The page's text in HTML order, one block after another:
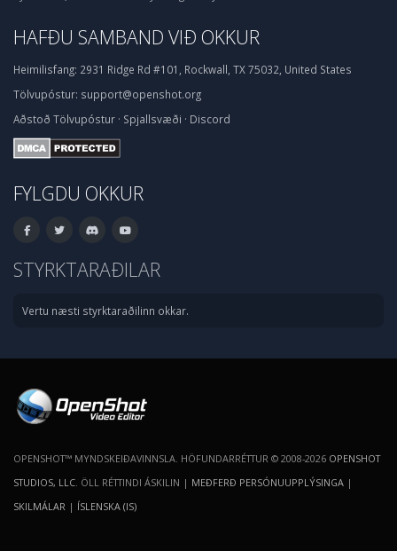
HAFÐU SAMBAND VIÐ OKKUR
Heimilisfang: 2931 Ridge Rd #101, Rockwall, TX 75032, United States
Tölvupóstur: support@openshot.org
Aðstoð Tölvupóstur · Spjallsvæði · Discord
FYLGDU OKKUR
STYRKTARAÐILAR
Vertu næsti styrktaraðilinn okkar.
OPENSHOT™ MYNDSKEIÐAVINNSLA. HÖFUNDARRÉTTUR © 2008-2026 OPENSHOT
STUDIOS, LLC . ÖLL RÉTTINDI ÁSKILIN | MEÐFERÐ PERSÓNUUPPLÝSINGA |
SKILMÁLAR | ÍSLENSKA (IS)